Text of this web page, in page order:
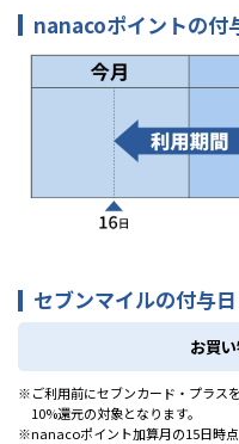
nanacoポイントの付
セブンマイルの付与日
お買
ご利用前にセブンカード・プラス
10%還元の対象となります。
nanacoポイント加算月の15日時